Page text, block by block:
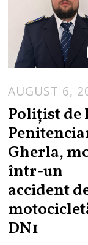
AUGUST 6,
Polițist de
Gherla,
într-un
accident
DN1